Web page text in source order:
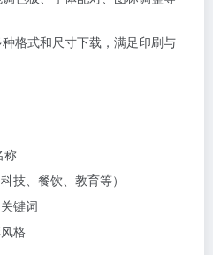
种格式和尺寸下载，满足印刷与
称
技、餐饮、教育等）
键词
格